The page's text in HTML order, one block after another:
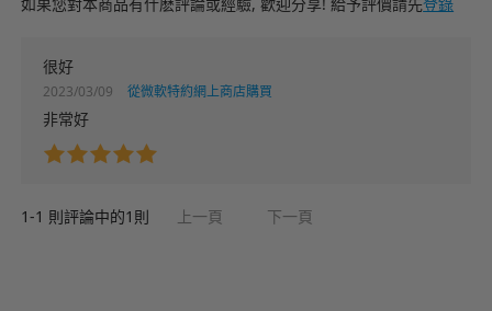
如果您對本商品有什麽評論或經驗, 歡迎分享! 給予評價請先登錄
很好
2023/03/09 從微軟特約網上商店購買
非常好
1-1 則評論中的1 則 上一頁 下一頁